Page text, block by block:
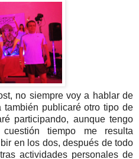
no siempre voy a hablar de
publicaré otro tipo de
participando, aunque tengo
tiempo me resulta
en los dos, después de todo
actividades personales de